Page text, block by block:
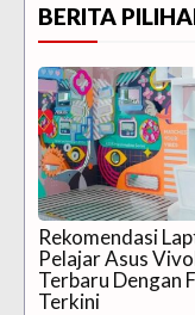
BERITA
Rekomendasi
Pelajar Asus
Terbaru Dengan
Terkini